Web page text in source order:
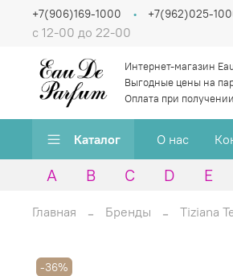
с 12-00 до 22-00
+7(906)169-1000 +7(962)025-
Интернет-магазин
Выгодные цены на
Оплата при
Каталог О нас
A B C D E
Главная Бренды Tiziana
-36%